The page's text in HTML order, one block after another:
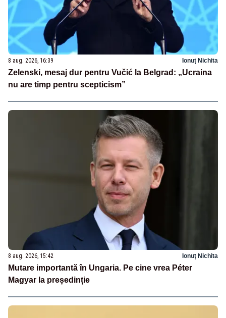
8 aug. 2026, 16:39 Ionuț Nichita
Zelenski, mesaj dur pentru Vučić la Belgrad: „Ucraina
nu are timp pentru scepticism”
8 aug. 2026, 15:42 Ionuț Nichita
Mutare importantă în Ungaria. Pe cine vrea Péter
Magyar la președinție